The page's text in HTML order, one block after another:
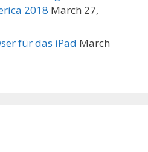
2018 March 27,
für das iPad March